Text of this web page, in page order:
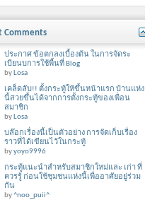
Comments
ประกาศ ข้อตกลงเบื้องต้น ในการจัดระ
เบียนบการใช้พื้นที่ Blog
by Losa
เคล็ดลับ!! ตั้งกระทู้ให้ขึ้นหน้าแรก บ้านแห่ง
นี้สวยขึ้นได้จากการตั้งกระทู้ของเพื่อน
สมาชิก
by Losa
บล๊อกเรื่องนี้เป็นตัวอย่าง การจัดเก็บเรื่อง
ราวที่ได้เขียนไว้ในกระทู้
byyoyo9996
กระทู้แนะนำสำหรับสมาชิกใหม่และ เก่า ที่
ควรรู้ ก่อนใช้ชุมชนแห่งนี้เพื่ออาศัยอยู่ร่วม
กัน
by^noo_puii^